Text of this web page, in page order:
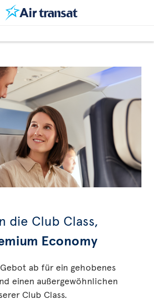
die Club Class,
Economy
ab für ein gehobenes
einen außergewöhnlichen
Club Class.